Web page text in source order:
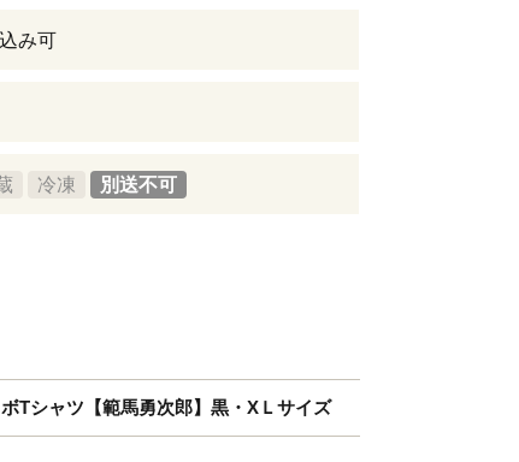
み可
冷凍 別送不可
Tシャツ【範馬勇次郎】黒・XＬサイズ